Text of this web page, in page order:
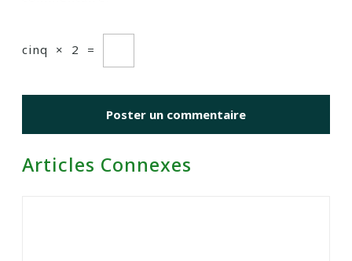
cinq × 2 =
Articles Connexes